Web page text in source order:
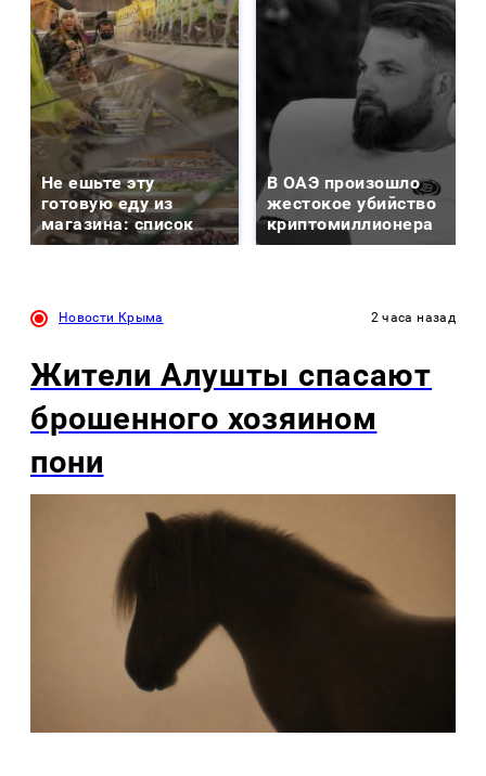
Не ешьте эту
готовую еду из
магазина: список
В ОАЭ произошло
жестокое убийство
криптомиллионера
Новости Крыма 2 часа назад
Жители Алушты спасают
брошенного хозяином
пони